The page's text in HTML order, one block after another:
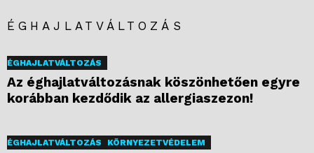
ÉGHAJLATVÁLTOZÁS
ÉGHAJLATVÁLTOZÁS
Az éghajlatváltozásnak köszönhetően egyre
korábban kezdődik az allergiaszezon!
ÉGHAJLATVÁLTOZÁS KÖRNYEZETVÉDELEM